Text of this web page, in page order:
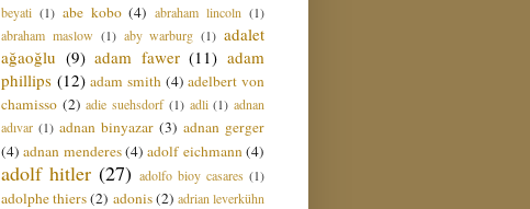
beyati (1) abe kobo (4) abraham lincoln (1)
abraham maslow (1) aby warburg (1) adalet
ağaoğlu (9) adam fawer (11) adam
phillips (12) adam smith (4) adelbert von
chamisso (2) adie suehsdorf (1) adli (1) adnan
adıvar (1) adnan binyazar (3) adnan gerger
(4) adnan menderes(4) adolf eichmann (4)
adolf hitler (27) adolfo bioy casares (1)
adolphe thiers(2) adonis(2) adrian leverkühn